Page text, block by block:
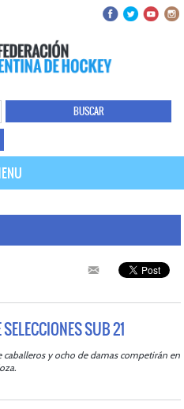
SUB 21
caballeros y ocho de damas competirán en